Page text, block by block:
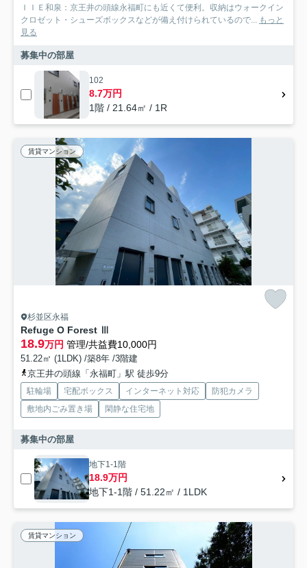
ＩＩＥ和泉：京王井の頭線永福町にも近くて便利。収納はウォークイン
クロゼット・シューズボックスなどが備え付けられているので... もっと
見る
募集中の部屋
102
8.7万円
1階 / 21.64㎡ / 1R
賃貸マンション
杉並区永福
Refuge O Forest Ⅲ
18.9万円 管理/共益費10,000円
51.22㎡ (1LDK) /築8年 /3階建
京王井の頭線「永福町」駅 徒歩9分
駐輪場 宅配ボックス インターネット対応
防犯カメラ
敷地内ごみ置き場
閑静な住宅地
募集中の部屋
地下1-1階
18.9万円
地下1-1階 / 51.22㎡ / 1LDK
賃貸マンション